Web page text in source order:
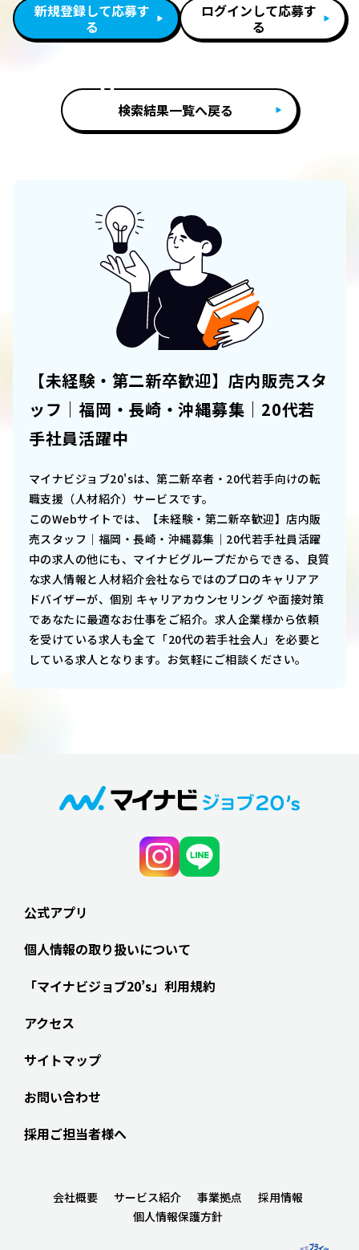
新規登録して応募す
る
ログインして応募す
る
検索結果一覧へ戻る
【未経験・第二新卒歓迎】店内販売スタ
ッフ｜福岡・長崎・沖縄募集｜20代若
手社員活躍中
マイナビジョブ20'sは、第二新卒者・20代若手向けの転
職支援（人材紹介）サービスです。
このWebサイトでは、
【未経験・第二新卒歓迎】店内販
売スタッフ｜福岡・長崎・沖縄募集｜20代若手社員活躍
中の求人の他にも、マイナビグループだからできる、良質
な求人情報と人材紹介会社ならではのプロのキャリアア
ドバイザーが、個別 キャリアカウンセリング や面接対策
であなたに最適なお仕事をご紹介。求人企業様から依頼
を受けている求人も全て「20代の若手社会人」を必要と
している求人となります。お気軽にご相談ください。
公式アプリ
個人情報の取り扱いについて
「マイナビジョブ20’s」利用規約
アクセス
サイトマップ
お問い合わせ
採用ご担当者様へ
会社概要 サービス紹介 事業拠点
採用情報
個人情報保護方針